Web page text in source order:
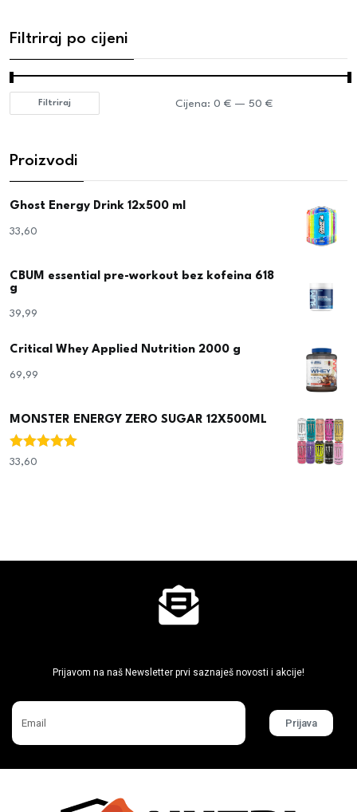
Filtriraj po cijeni
Filtriraj Cijena: 0 €— 50 €
Proizvodi
Ghost Energy Drink 12x500 ml
33,60
CBUM essential pre-workout bez kofeina 618
g
39,99
Critical Whey Applied Nutrition 2000 g
69,99
MONSTER ENERGY ZERO SUGAR 12X500ML
Ocjenjeno
33,60
Prijavom na naš Newsletter prvi saznaješ novosti i akcije!
Prijava